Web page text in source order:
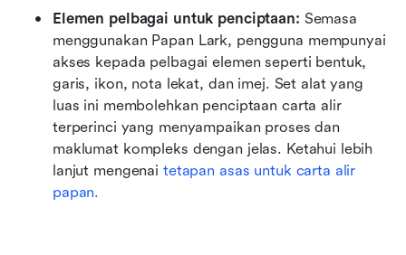
Elemen pelbagai untuk penciptaan: Semasa
menggunakan Papan Lark, pengguna mempunyai
akses kepada pelbagai elemen seperti bentuk,
garis, ikon, nota lekat, dan imej. Set alat yang
luas ini membolehkan penciptaan carta alir
terperinci yang menyampaikan proses dan
maklumat kompleks dengan jelas. Ketahui lebih
lanjut mengenai tetapan asas untuk carta alir
papan.